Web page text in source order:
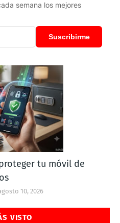
semana los mejores
Suscribirme
tu móvil de
10, 2026
VISTO